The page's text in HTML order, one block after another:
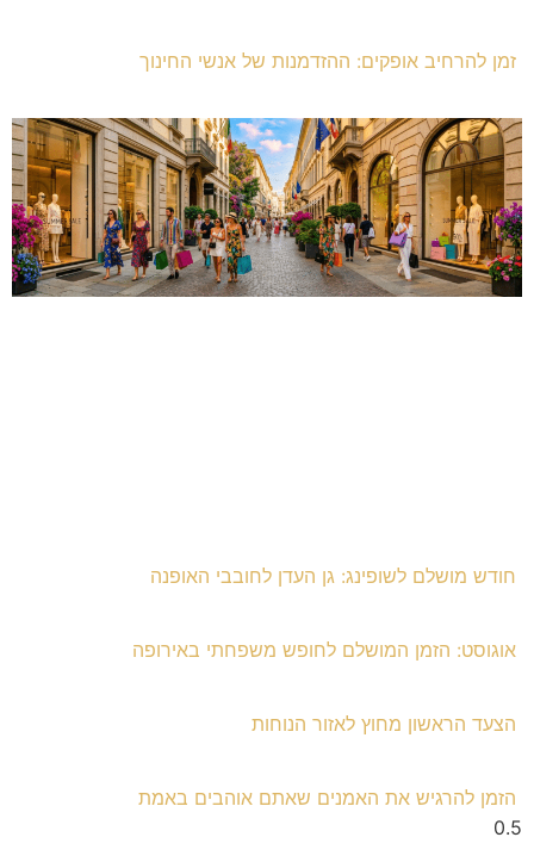
זמן להרחיב אופקים: ההזדמנות של אנשי החינוך
חודש מושלם לשופינג: גן העדן לחובבי האופנה
אוגוסט: הזמן המושלם לחופש משפחתי באירופה
הצעד הראשון מחוץ לאזור הנוחות
הזמן להרגיש את האמנים שאתם אוהבים באמת